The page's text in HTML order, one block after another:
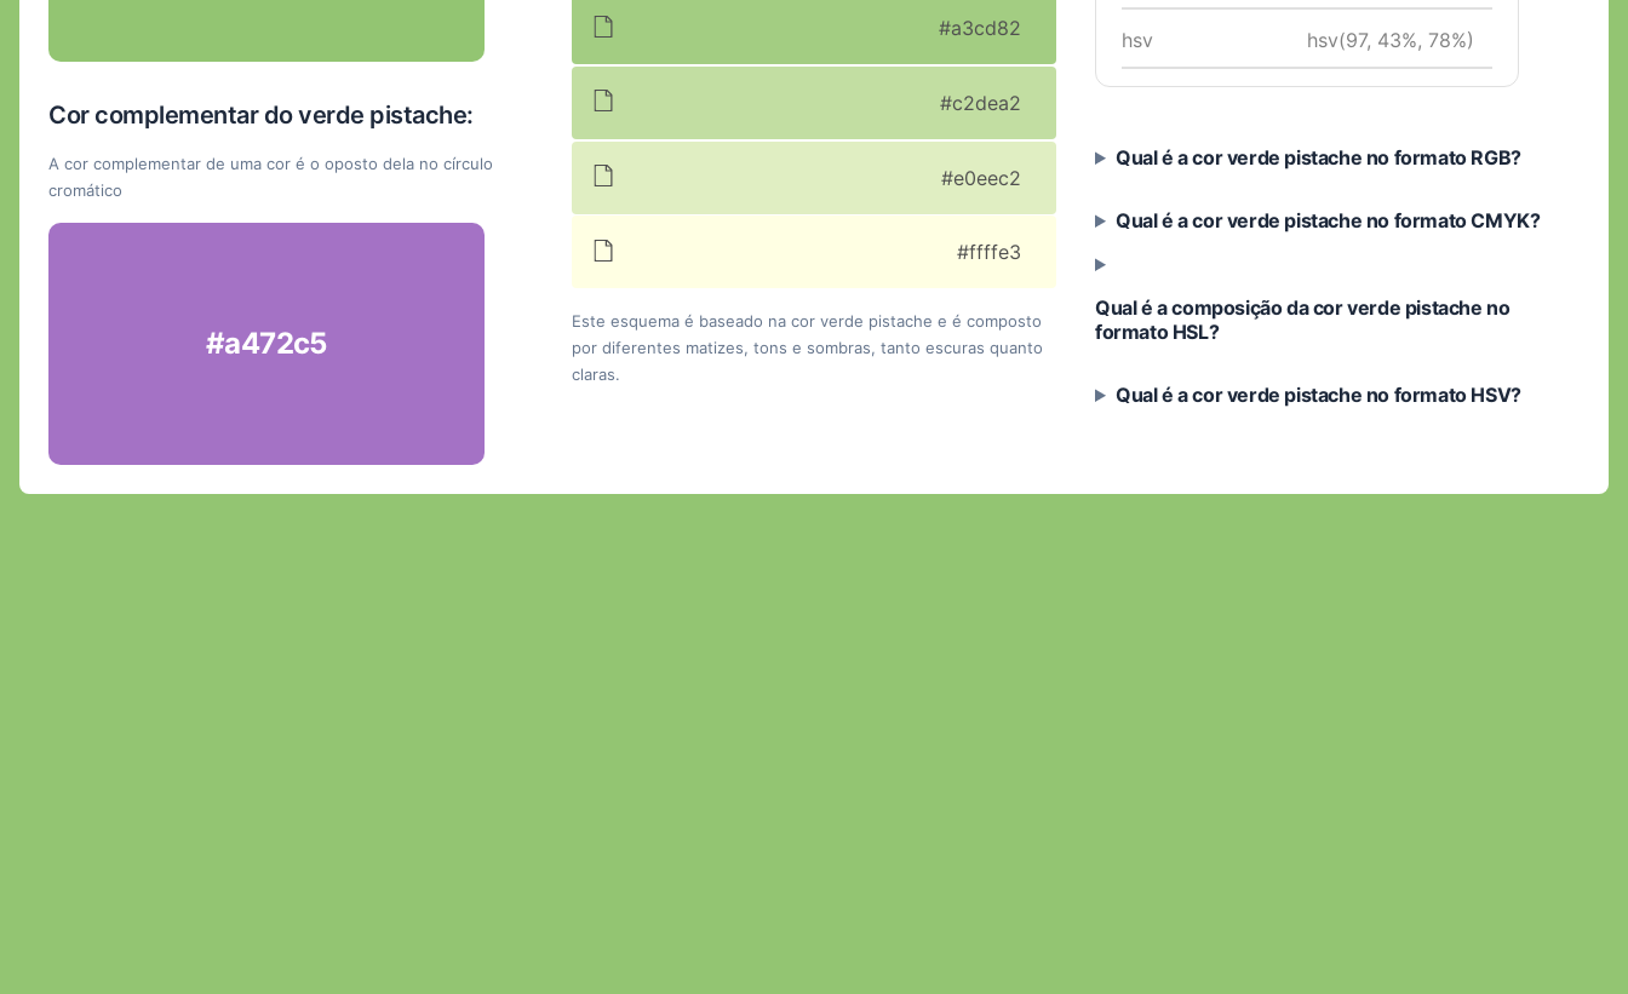
Cor complementar do verde pistache:
A cor complementar de uma cor é o oposto dela no círculo
cromático
#a472c5
#a3cd82
#c2dea2
#e0eec2
#ffffe3
Este esquema é baseado na cor verde pistache e é composto
por diferentes matizes, tons e sombras, tanto escuras quanto
claras.
hsv hsv(97, 43%, 78%)
Qual é a cor verde pistache no formato RGB?
Qual é a cor verde pistache no formato CMYK?
Qual é a composição da cor verde pistache no
formato HSL?
Qual é a cor verde pistache no formato HSV?